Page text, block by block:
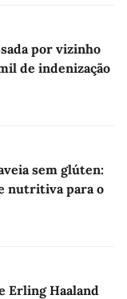
por vizinho
de indenização
sem glúten:
nutritiva para o
Erling Haaland